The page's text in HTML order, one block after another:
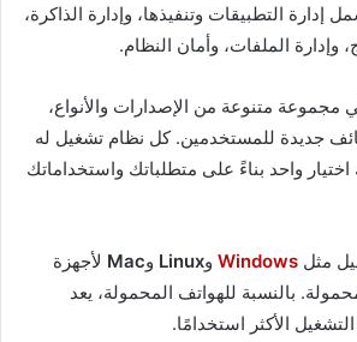
التطبيقات وتنفيذها، وإدارة الذاكرة،
وإدارة الملفات، وأمان النظام.
مجموعة متنوعة من الإصدارات والأنواع،
جديدة للمستخدمين. كل نظام تشغيل له
اختيار واحد بناءً على متطلباتك واستخداماتك
مثل Windows وLinux وMac لأجهزة
بالنسبة للهواتف المحمولة، يعد